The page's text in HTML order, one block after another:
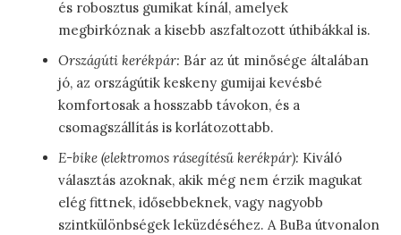
és robosztus gumikat kínál, amelyek
megbirkóznak a kisebb aszfaltozott úthibákkal is.
Országúti kerékpár: Bár az út minősége általában
jó, az országútik keskeny gumijai kevésbé
komfortosak a hosszabb távokon, és a
csomagszállítás is korlátozottabb.
E-bike (elektromos rásegítésű kerékpár): Kiváló
választás azoknak, akik még nem érzik magukat
elég fittnek, idősebbeknek, vagy nagyobb
szintkülönbségek leküzdéséhez. A BuBa útvonalon